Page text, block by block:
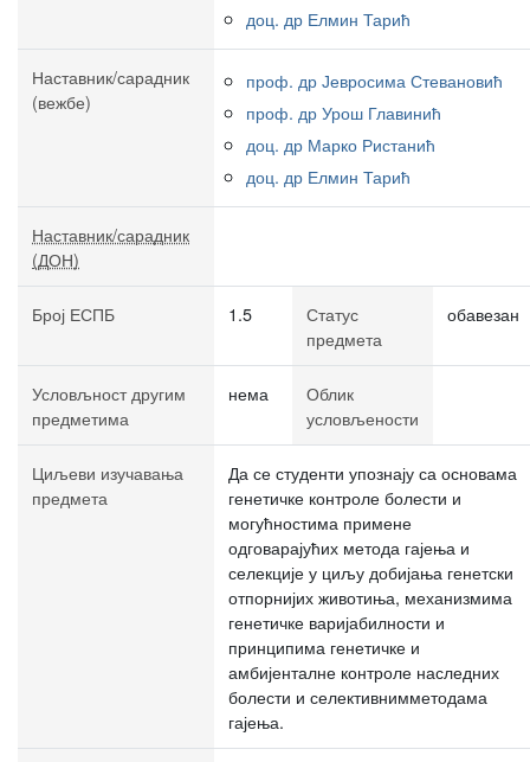
доц. др Елмин Тарић
Наставник/сарадник
(вежбе)
проф. др Јевросима Стевановић
проф. др Урош Главинић
доц. др Марко Ристанић
доц. др Елмин Тарић
Наставник/сарадник
(ДОН)
Број ЕСПБ 1.5
Статус
предмета
обавезан
Условљност другим
предметима
нема
Облик
условљености
Циљеви изучавања
предмета
Да се студенти упознају са основама
генетичке контроле болести и
могућностима примене
одговарајућих метода гајења и
селекције у циљу добијања генетски
отпорнијих животиња, механизмима
генетичке варијабилности и
принципима генетичке и
амбијенталне контроле наследних
болести и селективнимметодама
гајења.